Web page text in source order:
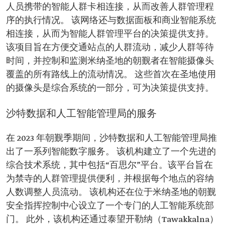
人员携带的智能人群卡相连接，从而改善人群管理程
序的执行情况。 该网络还与数据面板和商业智能系统
相连接，从而为智能人群管理平台的决策提供支持。
该项目旨在方便交通站点的人群流动，减少人群等待
时间，并控制和监测米纳圣地的朝觐者在智能摄像头
覆盖的所有路线上的流动情况。 这些首次在圣地使用
的摄像头是综合系统的一部分，可为决策提供支持。
沙特数据和人工智能管理局的服务
在 2023 年朝觐季期间，沙特数据和人工智能管理局推
出了一系列智能数字服务。 该机构建立了一个先进的
综合技术系统，其中包括“百思尔”平台。该平台旨在
为禁寺的人群管理提供便利，并根据每个地点的容纳
人数调整人员流动。 该机构还在位于米纳圣地的朝觐
安全指挥控制中心设立了一个专门的人工智能系统部
门。 此外，该机构还通过泰望开勒纳（Tawakkalna）